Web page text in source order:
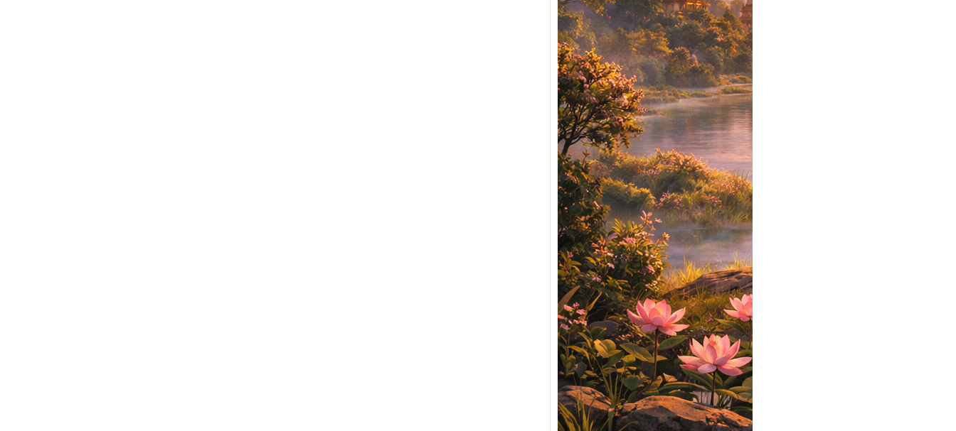
World Meditation
Day
World Meditation Day